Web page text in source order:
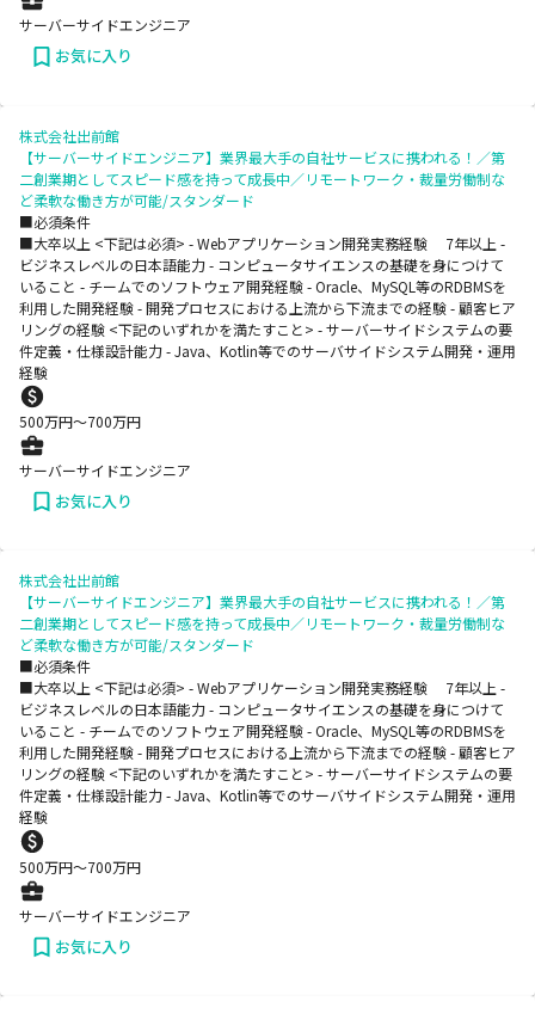
サーバーサイドエンジニア
お気に入り
株式会社出前館
【サーバーサイドエンジニア】業界最大手の自社サービスに携われる！／第
二創業期としてスピード感を持って成長中／リモートワーク・裁量労働制な
ど柔軟な働き方が可能/スタンダード
■必須条件
■大卒以上 <下記は必須> - Webアプリケーション開発実務経験 7年以上 -
ビジネスレベルの日本語能力 - コンピュータサイエンスの基礎を身につけて
いること - チームでのソフトウェア開発経験 - Oracle、MySQL等のRDBMSを
利用した開発経験 - 開発プロセスにおける上流から下流までの経験 - 顧客ヒア
リングの経験 <下記のいずれかを満たすこと> - サーバーサイドシステムの要
件定義・仕様設計能力 - Java、Kotlin等でのサーバサイドシステム開発・運用
経験
500万円〜700万円
サーバーサイドエンジニア
お気に入り
株式会社出前館
【サーバーサイドエンジニア】業界最大手の自社サービスに携われる！／第
二創業期としてスピード感を持って成長中／リモートワーク・裁量労働制な
ど柔軟な働き方が可能/スタンダード
■必須条件
■大卒以上 <下記は必須> - Webアプリケーション開発実務経験 7年以上 -
ビジネスレベルの日本語能力 - コンピュータサイエンスの基礎を身につけて
いること - チームでのソフトウェア開発経験 - Oracle、MySQL等のRDBMSを
利用した開発経験 - 開発プロセスにおける上流から下流までの経験 - 顧客ヒア
リングの経験 <下記のいずれかを満たすこと> - サーバーサイドシステムの要
件定義・仕様設計能力 - Java、Kotlin等でのサーバサイドシステム開発・運用
経験
500万円〜700万円
サーバーサイドエンジニア
お気に入り